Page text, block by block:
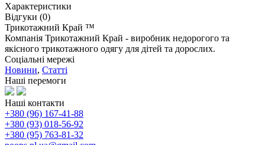
Характеристики
Відгуки (0)
Трикотажний Край ™
Компанія Трикотажний Край - виробник недорогого та
якісного трикотажного одягу для дітей та дорослих.
Соціальні мережі
Новини, Статті
Наші перемоги
Наші контакти
+380 (96) 167-41-88
+380 (93) 018-56-92
+380 (95) 763-81-32